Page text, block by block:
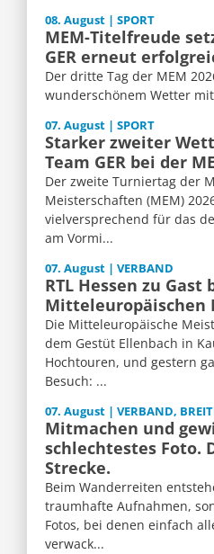
08. August | SPORT
MEM-Titelfreude
GER erneut
Der dritte Tag der MEM
wunderschönem Wetter
07. August | SPORT
Starker zweiter
Team GER bei der
Der zweite Turniertag der
Meisterschaften (MEM)
vielversprechend für das
am Vormi...
07. August | VERBAND
RTL Hessen zu Gast
Mitteleuropäischen
Die Mitteleuropäische
dem Gestüt Ellenbach in
Hochtouren, und gestern
Besuch: ...
07. August | VERBAND,
Mitmachen und
schlechtestes Foto.
Strecke.
Beim Wanderreiten
traumhafte Aufnahmen,
Fotos, bei denen einfach
verwack...